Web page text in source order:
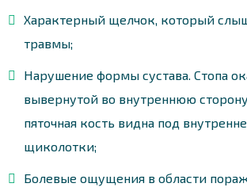
Характерный щелчок, который
травмы;
Нарушение формы сустава. Стопа
вывернутой во внутреннюю
пяточная кость видна под
щиколотки;
Болевые ощущения в области